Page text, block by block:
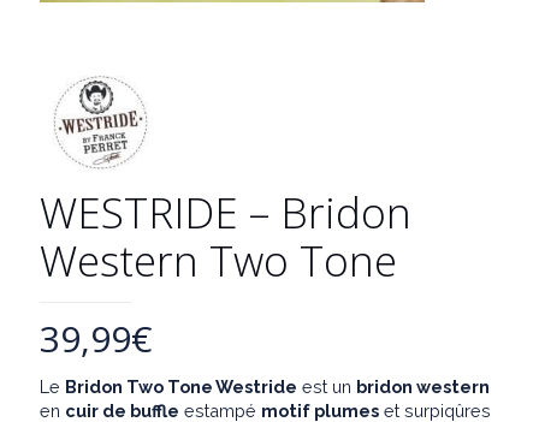
WESTRIDE – Bridon
Western Two Tone
39,99€
Le Bridon Two Tone Westride est un bridon western
en cuir de buffle estampé motif plumes et surpiqûres